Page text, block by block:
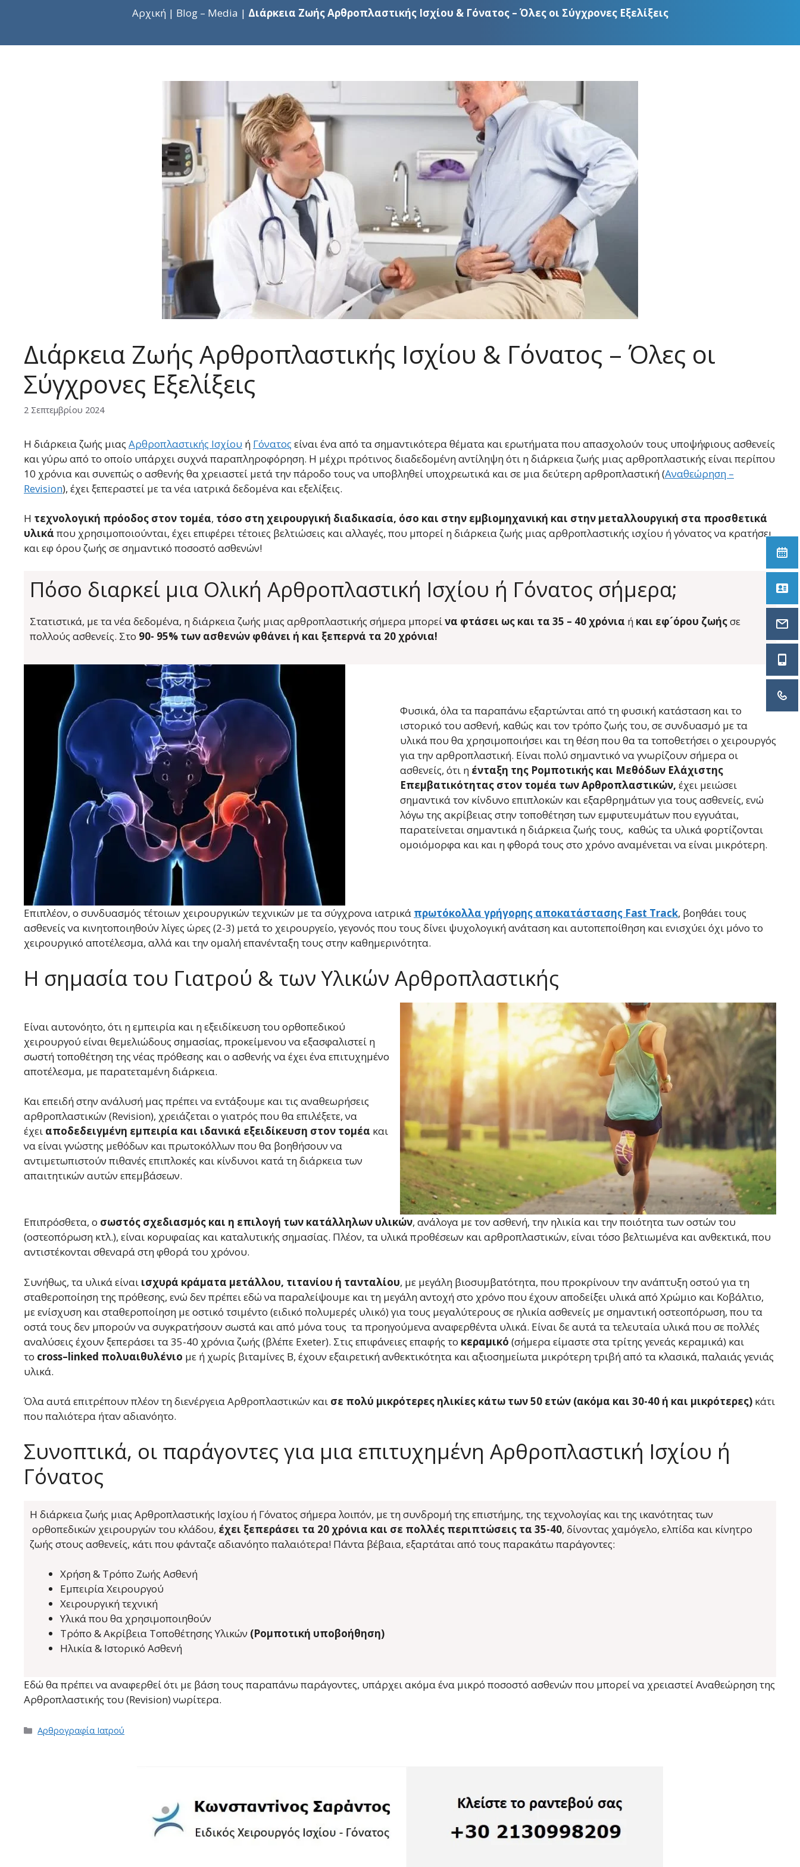
Οσφυαλγία – Ισχιαλγία
Δάκτυλος
Αρχική | Blog – Media | Διάρκεια Ζωής Αρθροπλαστικής Ισχίου & Γόνατος – Όλες οι Σύγχρονες Εξελίξεις
Διάρκεια Ζωής Αρθροπλαστικής Ισχίου & Γόνατος – Όλες οι
Σύγχρονες Εξελίξεις
2 Σεπτεμβρίου 2024
Η διάρκεια ζωής μιας Αρθροπλαστικής Ισχίου ή Γόνατος είναι ένα από τα σημαντικότερα θέματα και ερωτήματα που απασχολούν τους υποψήφιους ασθενείς
και γύρω από το οποίο υπάρχει συχνά παραπληροφόρηση. Η μέχρι πρότινος διαδεδομένη αντίληψη ότι η διάρκεια ζωής μιας αρθροπλαστικής είναι περίπου
10 χρόνια και συνεπώς ο ασθενής θα χρειαστεί μετά την πάροδο τους να υποβληθεί υποχρεωτικά και σε μια δεύτερη αρθροπλαστική (Αναθεώρηση –
Revision), έχει ξεπεραστεί με τα νέα ιατρικά δεδομένα και εξελίξεις.
Η τεχνολογική πρόοδος στον τομέα, τόσο στη χειρουργική διαδικασία, όσο και στην εμβιομηχανική και στην μεταλλουργική στα προσθετικά
υλικά που χρησιμοποιούνται, έχει επιφέρει τέτοιες βελτιώσεις και αλλαγές, που μπορεί η διάρκεια ζωής μιας αρθροπλαστικής ισχίου ή γόνατος να κρατήσει
και εφ όρου ζωής σε σημαντικό ποσοστό ασθενών!
Πόσο διαρκεί μια Ολική Αρθροπλαστική Ισχίου ή Γόνατος σήμερα;
Στατιστικά, με τα νέα δεδομένα, η διάρκεια ζωής μιας αρθροπλαστικής σήμερα μπορείνα φτάσει ως και τα 35 – 40 χρόνια ή και εφ´όρου ζωήςσε
πολλούς ασθενείς. Στο 90- 95% των ασθενών φθάνει ή και ξεπερνά τα 20 χρόνια!
Φυσικά, όλα τα παραπάνω εξαρτώνται από τη φυσική κατάσταση και το
ιστορικό του ασθενή, καθώς και τον τρόπο ζωής του, σε συνδυασμό με τα
υλικά που θα χρησιμοποιήσει και τη θέση που θα τα τοποθετήσει ο χειρουργός
για την αρθροπλαστική. Είναι πολύ σημαντικό να γνωρίζουν σήμερα οι
ασθενείς, ότι η ένταξη της Ρομποτικής και Μεθόδων Ελάχιστης
Επεμβατικότητας στον τομέα των Αρθροπλαστικών, έχει μειώσει
σημαντικά τον κίνδυνο επιπλοκών και εξαρθρημάτων για τους ασθενείς, ενώ
λόγω της ακρίβειας στην τοποθέτηση των εμφυτευμάτων που εγγυάται,
παρατείνεται σημαντικά η διάρκεια ζωής τους, καθώς τα υλικά φορτίζονται
ομοιόμορφα και και η φθορά τους στο χρόνο αναμένεται να είναι μικρότερη.
Επιπλέον, ο συνδυασμός τέτοιων χειρουργικών τεχνικών με τα σύγχρονα ιατρικά πρωτόκολλα γρήγορης αποκατάστασης Fast Track, βοηθάει τους
ασθενείς να κινητοποιηθούν λίγες ώρες (2-3) μετά το χειρουργείο, γεγονός που τους δίνει ψυχολογική ανάταση και αυτοπεποίθηση και ενισχύει όχι μόνο το
χειρουργικό αποτέλεσμα, αλλά και την ομαλή επανένταξη τους στην καθημερινότητα.
Η σημασία του Γιατρού & των Υλικών Αρθροπλαστικής
Είναι αυτονόητο, ότι η εμπειρία και η εξειδίκευση του ορθοπεδικού
χειρουργού είναι θεμελιώδους σημασίας, προκείμενου να εξασφαλιστεί η
σωστή τοποθέτηση της νέας πρόθεσης και ο ασθενής να έχει ένα επιτυχημένο
αποτέλεσμα, με παρατεταμένη διάρκεια.
Και επειδή στην ανάλυσή μας πρέπει να εντάξουμε και τις αναθεωρήσεις
αρθροπλαστικών (Revision), χρειάζεται ο γιατρός που θα επιλέξετε, να
έχει αποδεδειγμένη εμπειρία και ιδανικά εξειδίκευση στον τομέα και
να είναι γνώστης μεθόδων και πρωτοκόλλων που θα βοηθήσουν να
αντιμετωπιστούν πιθανές επιπλοκές και κίνδυνοι κατά τη διάρκεια των
απαιτητικών αυτών επεμβάσεων.
Επιπρόσθετα, ο σωστός σχεδιασμός και η επιλογή των κατάλληλων υλικών, ανάλογα με τον ασθενή, την ηλικία και την ποιότητα των οστών του
(οστεοπόρωση κτλ.), είναι κορυφαίας και καταλυτικής σημασίας. Πλέον, τα υλικά προθέσεων και αρθροπλαστικών, είναι τόσο βελτιωμένα και ανθεκτικά, που
αντιστέκονται σθεναρά στη φθορά του χρόνου.
Συνήθως, τα υλικά είναι ισχυρά κράματα μετάλλου, τιτανίου ή τανταλίου, με μεγάλη βιοσυμβατότητα, που προκρίνουν την ανάπτυξη οστού για τη
σταθεροποίηση της πρόθεσης, ενώ δεν πρέπει εδώ να παραλείψουμε και τη μεγάλη αντοχή στο χρόνο που έχουν αποδείξει υλικά από Χρώμιο και Κοβάλτιο,
με ενίσχυση και σταθεροποίηση με οστικό τσιμέντο (ειδικό πολυμερές υλικό) για τους μεγαλύτερους σε ηλικία ασθενείς με σημαντική οστεοπόρωση, που τα
οστά τους δεν μπορούν να συγκρατήσουν σωστά και από μόνα τους τα προηγούμενα αναφερθέντα υλικά. Είναι δε αυτά τα τελευταία υλικά που σε πολλές
αναλύσεις έχουν ξεπεράσει τα 35-40 χρόνια ζωής (βλέπε Exeter). Στις επιφάνειες επαφής το κεραμικό (σήμερα είμαστε στα τρίτης γενεάς κεραμικά) και
το cross–linked πολυαιθυλένιο με ή χωρίς βιταμίνες Β, έχουν εξαιρετική ανθεκτικότητα και αξιοσημείωτα μικρότερη τριβή από τα κλασικά, παλαιάς γενιάς
υλικά.
Όλα αυτά επιτρέπουν πλέον τη διενέργεια Αρθροπλαστικών και σε πολύ μικρότερες ηλικίες κάτω των 50 ετών (ακόμα και 30-40 ή και μικρότερες) κάτι
που παλιότερα ήταν αδιανόητο.
Συνοπτικά, οι παράγοντες για μια επιτυχημένη Αρθροπλαστική Ισχίου ή
Γόνατος
Η διάρκεια ζωής μιας Αρθροπλαστικής Ισχίου ή Γόνατος σήμερα λοιπόν, με τη συνδρομή της επιστήμης, της τεχνολογίας και της ικανότητας των
ορθοπεδικών χειρουργών του κλάδου, έχει ξεπεράσει τα 20 χρόνια και σε πολλές περιπτώσεις τα 35-40, δίνοντας χαμόγελο, ελπίδα και κίνητρο
ζωής στους ασθενείς, κάτι που φάνταζε αδιανόητο παλαιότερα! Πάντα βέβαια, εξαρτάται από τους παρακάτω παράγοντες:
Χρήση & Τρόπο Ζωής Ασθενή
Εμπειρία Χειρουργού
Χειρουργική τεχνική
Υλικά που θα χρησιμοποιηθούν
Τρόπο & Ακρίβεια Τοποθέτησης Υλικών (Ρομποτική υποβοήθηση)
Ηλικία & Ιστορικό Ασθενή
Εδώ θα πρέπει να αναφερθεί ότι με βάση τους παραπάνω παράγοντες, υπάρχει ακόμα ένα μικρό ποσοστό ασθενών που μπορεί να χρειαστεί Αναθεώρηση της
Αρθροπλαστικής του (Revision) νωρίτερα.
Κατηγορίες
Αρθρογραφία Ιατρού